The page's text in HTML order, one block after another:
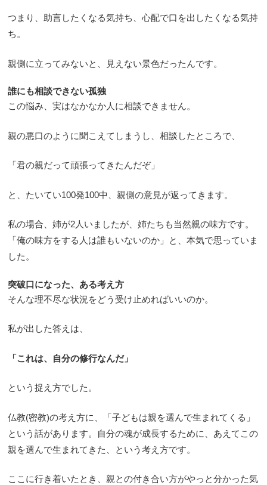
つまり、助言したくなる気持ち、心配で口を出したくなる気持
ち。
親側に立ってみないと、見えない景色だったんです。
誰にも相談できない孤独
この悩み、実はなかなか人に相談できません。
親の悪口のように聞こえてしまうし、相談したところで、
「君の親だって頑張ってきたんだぞ」
と、たいてい100発100中、親側の意見が返ってきます。
私の場合、姉が2人いましたが、姉たちも当然親の味方です。
「俺の味方をする人は誰もいないのか」と、本気で思っていま
した。
突破口になった、ある考え方
そんな理不尽な状況をどう受け止めればいいのか。
私が出した答えは、
「これは、自分の修行なんだ」
という捉え方でした。
仏教(密教)の考え方に、「子どもは親を選んで生まれてくる」
という話があります。自分の魂が成長するために、あえてこの
親を選んで生まれてきた、という考え方です。
ここに行き着いたとき、親との付き合い方がやっと分かった気